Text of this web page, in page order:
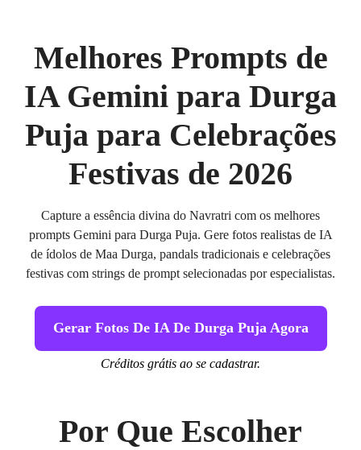
Melhores Prompts de
IA Gemini para Durga
Puja para Celebrações
Festivas de 2026
Capture a essência divina do Navratri com os melhores
prompts Gemini para Durga Puja. Gere fotos realistas de IA
de ídolos de Maa Durga, pandals tradicionais e celebrações
festivas com strings de prompt selecionadas por especialistas.
Gerar Fotos De IA De Durga Puja Agora
Créditos grátis ao se cadastrar.
Por Que Escolher